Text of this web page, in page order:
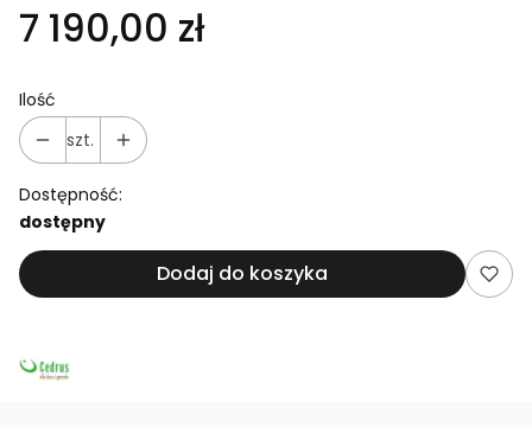
7 190,00 zł
Ilość
szt.
Dostępność:
dostępny
Dodaj do koszyka